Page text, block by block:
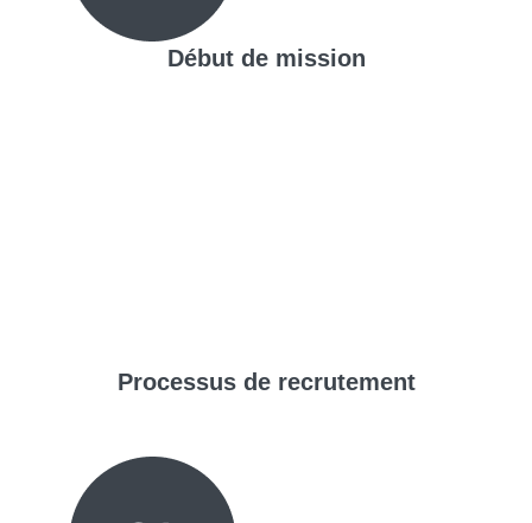
Début de mission
Processus de recrutement